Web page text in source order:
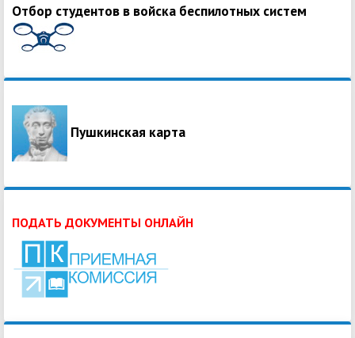
Отбор студентов в войска беспилотных систем
Пушкинская карта
ПОДАТЬ ДОКУМЕНТЫ ОНЛАЙН